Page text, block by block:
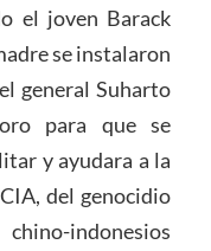
el joven Barack
se instalaron
general Suharto
para que se
y ayudara a la
del genocidio
indonesios